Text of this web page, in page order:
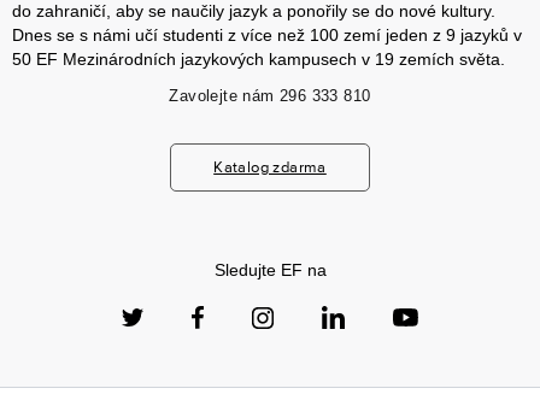
do zahraničí, aby se naučily jazyk a ponořily se do nové kultury.
Dnes se s námi učí studenti z více než 100 zemí jeden z 9 jazyků v
50 EF Mezinárodních jazykových kampusech v 19 zemích světa.
Zavolejte nám 296 333 810
Katalog zdarma
Sledujte EF na